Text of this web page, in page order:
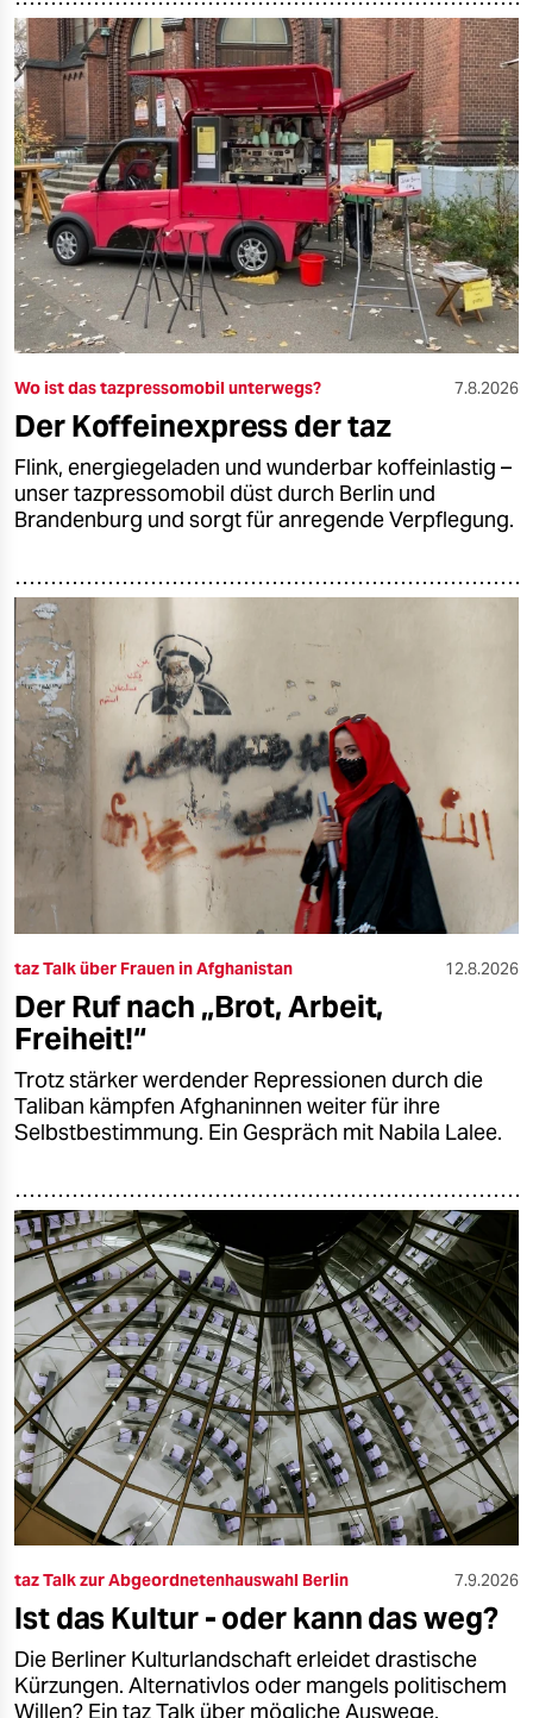
Wo ist das tazpressomobil unterwegs? 7.8.2026
Der Koffeinexpress der taz
Flink, energiegeladen und wunderbar koffeinlastig –
unser tazpressomobil düst durch Berlin und
Brandenburg und sorgt für anregende Verpflegung.
taz Talk über Frauen in Afghanistan 12.8.2026
Der Ruf nach „Brot, Arbeit,
Freiheit!“
Trotz stärker werdender Repressionen durch die
Taliban kämpfen Afghaninnen weiter für ihre
Selbstbestimmung. Ein Gespräch mit Nabila Lalee.
taz Talk zur Abgeordnetenhauswahl Berlin 7.9.2026
Ist das Kultur - oder kann das weg?
Die Berliner Kulturlandschaft erleidet drastische
Kürzungen. Alternativlos oder mangels politischem
Willen? Ein taz Talk über mögliche Auswege.